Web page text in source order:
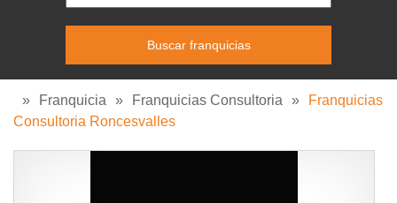
» Franquicia » Franquicias Consultoria »
Franquicias
Consultoria Roncesvalles